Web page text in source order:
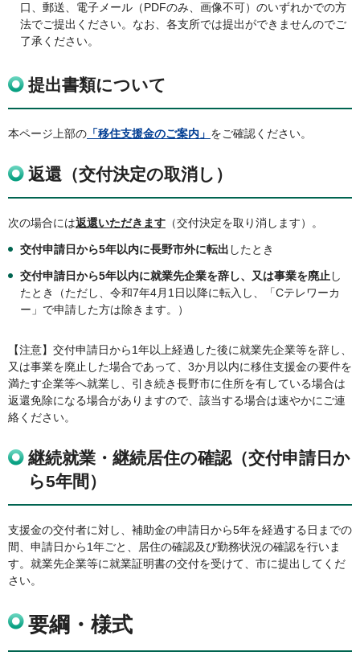
口、郵送、電子メール（PDFのみ、画像不可）のいずれかでの方
法でご提出ください。なお、各支所では提出ができませんのでご
了承ください。
提出書類について
本ページ上部の 「移住支援金のご案内」 をご確認ください。
返還（交付決定の取消し）
次の場合には返還いただきます （交付決定を取り消します）。
交付申請日から5年以内に長野市外に転出 したとき
交付申請日から5年以内に就業先企業を辞し、又は事業を廃止し
たとき（ただし、令和7年4月1日以降に転入し、「Cテレワーカ
ー」で申請した方は除きます。）
【注意】交付申請日から1年以上経過した後に就業先企業等を辞し、
又は事業を廃止した場合であって、3か月以内に移住支援金の要件を
満たす企業等へ就業し、引き続き長野市に住所を有している場合は
返還免除になる場合がありますので、該当する場合は速やかにご連
絡ください。
継続就業・継続居住の確認（交付申請日か
ら5年間）
支援金の交付者に対し、補助金の申請日から5年を経過する日までの
間、申請日から1年ごと、居住の確認及び勤務状況の確認を行いま
す。就業先企業等に就業証明書の交付を受けて、市に提出してくだ
さい。
要綱・様式